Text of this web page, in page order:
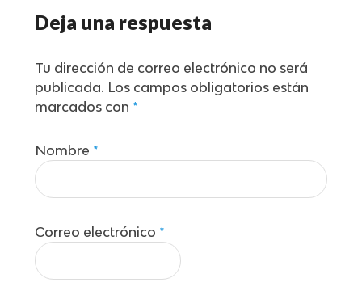
Deja una respuesta
Tu dirección de correo electrónico no será
publicada. Los campos obligatorios están
marcados con *
Nombre *
Correo electrónico *